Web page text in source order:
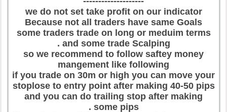
we do not set take profit on our indicator
Because not all traders have same Goals
some traders trade on long or meduim terms
and some trade Scalping .
so we recommend to follow saftey money
mangement like following
if you trade on 30m or high you can move your
stoplose to entry point after making 40-50 pips
and you can do trailing stop after making
some pips .